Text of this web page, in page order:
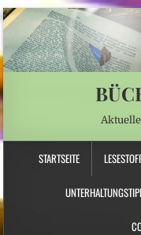
STARTSEITE